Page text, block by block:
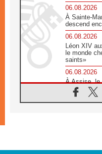
06.08.2026
À Sainte-
descend
06.08.2026
Léon XIV
le monde
saints»
06.08.2026
À Assise, le
«les
06.08.2026